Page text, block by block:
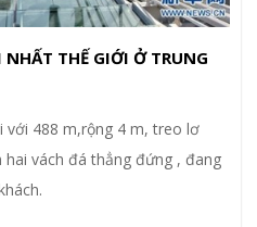
THẾ GIỚI Ở TRUNG
với 488 m,rộng 4 m, treo lơ
vách đá thẳng đứng , đang